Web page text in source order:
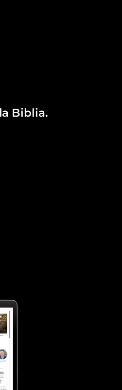
Biblia.